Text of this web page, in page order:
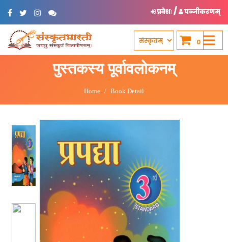
प्रवेशः/ पञ्जीकरणम्
0
पुस्तकस्य पूर्वावलोकनम्
Home Book Detail